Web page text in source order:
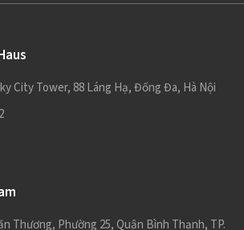
City Tower, 88 Láng Hạ, Đống Đa, Hà Nội